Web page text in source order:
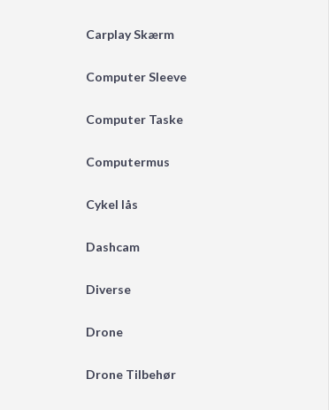
Carplay Skærm
Computer Sleeve
Computer Taske
Computermus
Cykel lås
Dashcam
Diverse
Drone
Drone Tilbehør